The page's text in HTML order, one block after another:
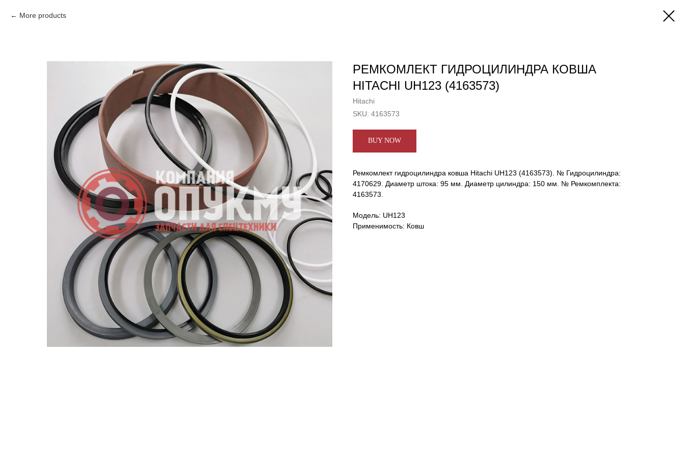
More products
РЕМКОМЛЕКТ ГИДРОЦИЛИНДРА КОВША
HITACHI UH123 (4163573)
Hitachi
SKU: 4163573
BUY NOW
Ремкомлект гидроцилиндра ковша Hitachi UH123 (4163573). № Гидроцилиндра:
4170629. Диаметр штока: 95 мм. Диаметр цилиндра: 150 мм. № Ремкомплекта:
4163573.
Модель: UH123
Применимость: Ковш